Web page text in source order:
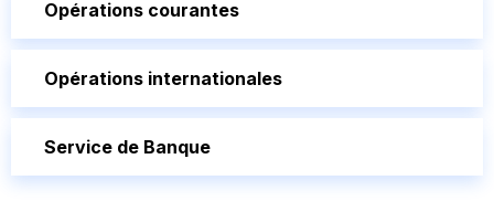
Opérations courantes
Opérations internationales
Service de Banque